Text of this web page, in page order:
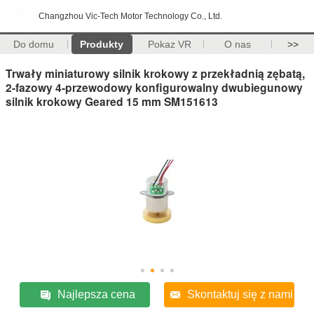
Changzhou Vic-Tech Motor Technology Co., Ltd.
Do domu Produkty Pokaz VR O nas >>
Trwały miniaturowy silnik krokowy z przekładnią zębatą,
2-fazowy 4-przewodowy konfigurowalny dwubiegunowy
silnik krokowy Geared 15 mm SM151613
Najlepsza cena Skontaktuj się z nami